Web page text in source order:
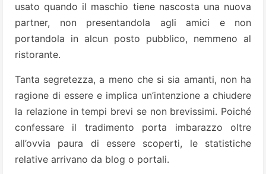
usato quando il maschio tiene nascosta una nuova
partner, non presentandola agli amici e non
portandola in alcun posto pubblico, nemmeno al
ristorante.
Tanta segretezza, a meno che si sia amanti, non ha
ragione di essere e implica un’intenzione a chiudere
la relazione in tempi brevi se non brevissimi. Poiché
confessare il tradimento porta imbarazzo oltre
all’ovvia paura di essere scoperti, le statistiche
relative arrivano da blog o portali.